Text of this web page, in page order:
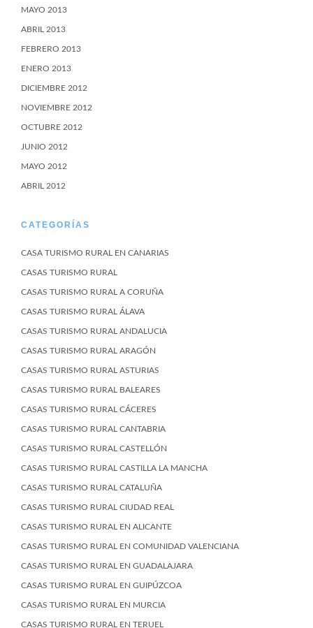
MAYO 2013
ABRIL 2013
FEBRERO 2013
ENERO 2013
DICIEMBRE 2012
NOVIEMBRE 2012
OCTUBRE 2012
JUNIO 2012
MAYO 2012
ABRIL 2012
CATEGORÍAS
CASA TURISMO RURAL EN CANARIAS
CASAS TURISMO RURAL
CASAS TURISMO RURAL A CORUÑA
CASAS TURISMO RURAL ÁLAVA
CASAS TURISMO RURAL ANDALUCIA
CASAS TURISMO RURAL ARAGÓN
CASAS TURISMO RURAL ASTURIAS
CASAS TURISMO RURAL BALEARES
CASAS TURISMO RURAL CÁCERES
CASAS TURISMO RURAL CANTABRIA
CASAS TURISMO RURAL CASTELLÓN
CASAS TURISMO RURAL CASTILLA LA MANCHA
CASAS TURISMO RURAL CATALUÑA
CASAS TURISMO RURAL CIUDAD REAL
CASAS TURISMO RURAL EN ALICANTE
CASAS TURISMO RURAL EN COMUNIDAD VALENCIANA
CASAS TURISMO RURAL EN GUADALAJARA
CASAS TURISMO RURAL EN GUIPÚZCOA
CASAS TURISMO RURAL EN MURCIA
CASAS TURISMO RURAL EN TERUEL